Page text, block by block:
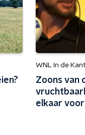
WNL In de
Zoons van
elkaar